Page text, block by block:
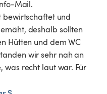
Mail.
und
deshalb sollten
Hütten und dem WC
wir sehr nah an
was recht laut war. Für